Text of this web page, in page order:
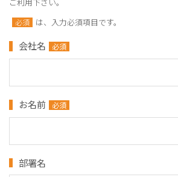
必須 は、入力必須項目です。
会社名 必須
お名前 必須
部署名